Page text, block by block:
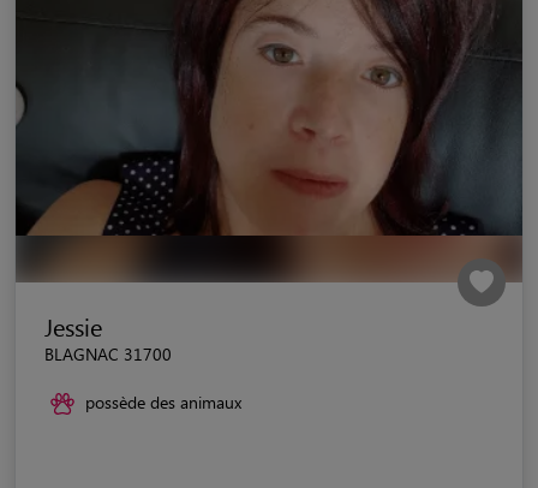
Jessie
BLAGNAC 31700
possède des animaux